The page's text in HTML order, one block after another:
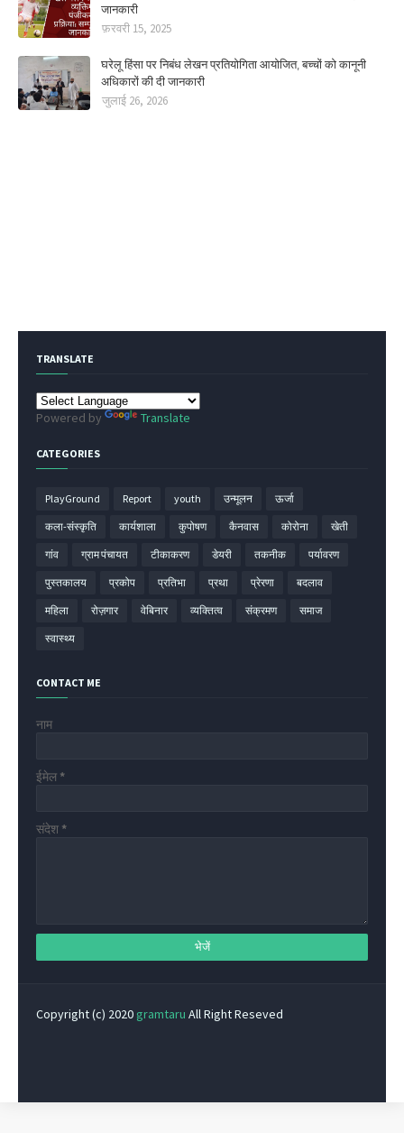
जानकारी
फ़रवरी 15, 2025
घरेलू हिंसा पर निबंध लेखन प्रतियोगिता आयोजित, बच्चों को कानूनी
अधिकारों की दी जानकारी
जुलाई 26, 2026
TRANSLATE
Powered by Translate
CATEGORIES
PlayGround Report youth उन्मूलन ऊर्जा
कला-संस्कृति कार्यशाला कुपोषण कैनवास कोरोना खेती
गांव ग्राम पंचायत टीकाकरण डेयरी तकनीक पर्यावरण
पुस्तकालय प्रकोप प्रतिभा प्रथा प्रेरणा बदलाव
महिला रोज़गार वेबिनार व्यक्तित्व संक्रमण समाज
स्वास्थ्य
CONTACT ME
नाम
ईमेल *
संदेश *
Copyright (c) 2020 gramtaru All Right Reseved